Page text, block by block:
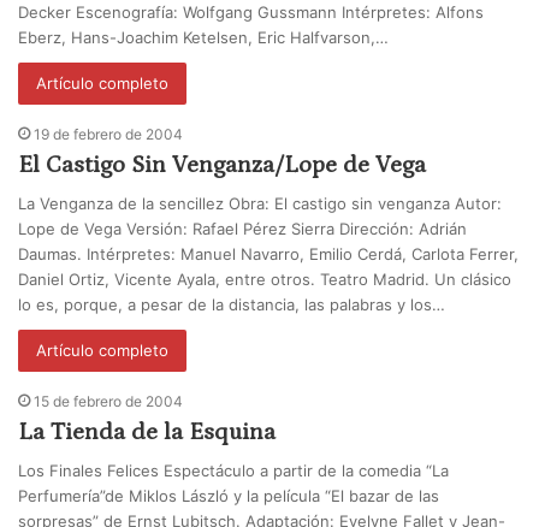
Decker Escenografía: Wolfgang Gussmann Intérpretes: Alfons
Eberz, Hans-Joachim Ketelsen, Eric Halfvarson,…
Artículo completo
19 de febrero de 2004
El Castigo Sin Venganza/Lope de Vega
La Venganza de la sencillez Obra: El castigo sin venganza Autor:
Lope de Vega Versión: Rafael Pérez Sierra Dirección: Adrián
Daumas. Intérpretes: Manuel Navarro, Emilio Cerdá, Carlota Ferrer,
Daniel Ortiz, Vicente Ayala, entre otros. Teatro Madrid. Un clásico
lo es, porque, a pesar de la distancia, las palabras y los…
Artículo completo
15 de febrero de 2004
La Tienda de la Esquina
Los Finales Felices Espectáculo a partir de la comedia “La
Perfumería”de Miklos László y la película “El bazar de las
sorpresas” de Ernst Lubitsch. Adaptación: Evelyne Fallet y Jean-